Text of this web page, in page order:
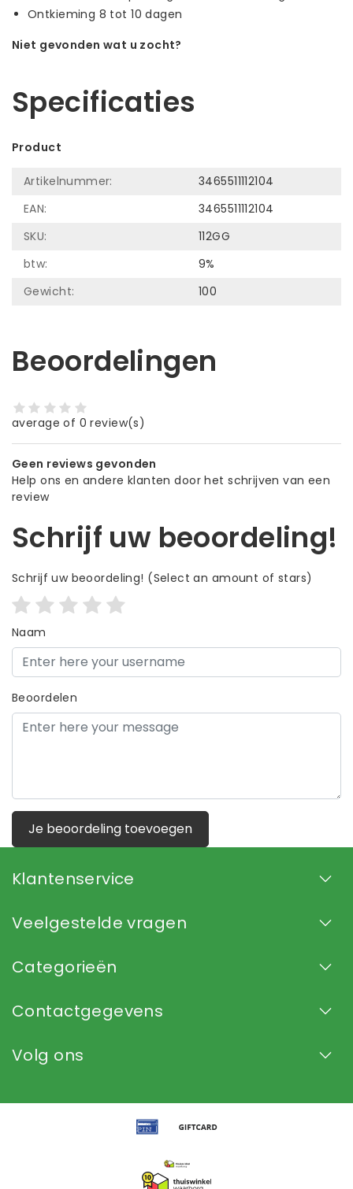
Ontkieming 8 tot 10 dagen
Niet gevonden wat u zocht?
Specificaties
Product
Artikelnummer:
3465511112104
EAN:
3465511112104
SKU:
112GG
btw:
9%
Gewicht:
100
Beoordelingen
average of 0 review(s)
Geen reviews gevonden
Help ons en andere klanten door het schrijven van een
review
Schrijf uw beoordeling!
Schrijf uw beoordeling! (Select an amount of stars)
Naam
Beoordelen
Je beoordeling toevoegen
Klantenservice
Veelgestelde vragen
Categorieën
Contactgegevens
Volg ons